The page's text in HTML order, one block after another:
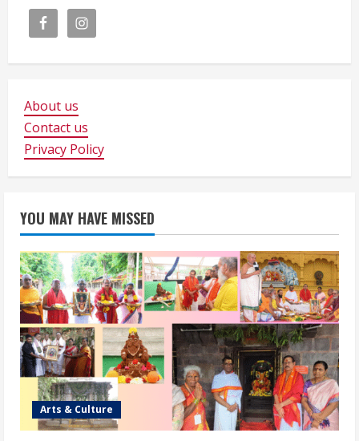
About us
Contact us
Privacy Policy
YOU MAY HAVE MISSED
Arts & Culture